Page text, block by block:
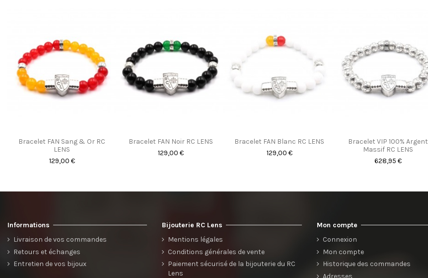
Bracelet FAN Sang & Or RC
LENS
129,00 €
Bracelet FAN Noir RC LENS
129,00 €
Bracelet FAN Blanc RC LENS
129,00 €
Bracelet VIP 100% Argent
Massif RC LENS
628,95 €
Informations
Livraison de vos commandes
Retours et échanges
Entretien de vos bijoux
Bijouterie RC Lens
Mentions légales
Conditions générales de vente
Paiement sécurisé de la bijouterie du RC
Lens
Mon compte
Connexion
Mon compte
Historique des commandes
Adresses